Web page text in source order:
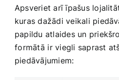
Apsveriet arī īpašus
kuras dažādi veikali
papildu atlaides un‌
⁢formātā ⁢ir viegli saprast
piedāvājumiem: